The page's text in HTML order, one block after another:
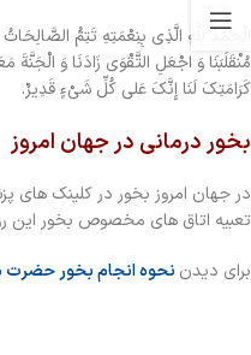
الْحَمْدُ لِلَّهِ الَّذِي بِنِعْمَتِهِ تَتِمُّ
مُنْقَلَبَنَا وَ اجْعَلِ التَّقْوَى زَادَنَا وَ الْجَنَّةَ
كَرَامَتِكَ لَنَا إِنَّكَ عَلى‏ كُلِّ شَيْ‏ءٍ قَدِيرٌ.
بخور درمانی در جهان امروز
در جهان امروز بخور در کلینک های
تعبیه اتاق های مخصوص بخور این
برای دیدن نحوه انجام بخور حضرت